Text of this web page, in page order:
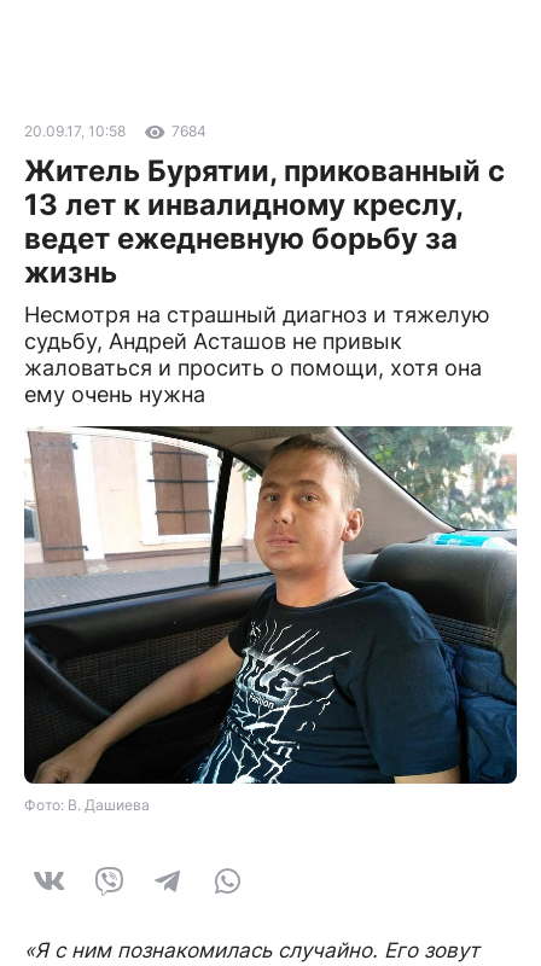
20.09.17, 10:58 7684
Житель Бурятии, прикованный с
13 лет к инвалидному креслу,
ведет ежедневную борьбу за
жизнь
Несмотря на страшный диагноз и тяжелую
судьбу, Андрей Асташов не привык
жаловаться и просить о помощи, хотя она
ему очень нужна
Фото: В. Дашиева
«Я с ним познакомилась случайно. Его зовут